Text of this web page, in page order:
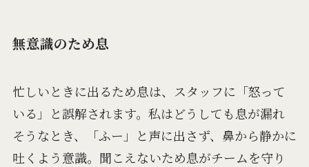
無意識のため息
忙しいときに出るため息は、スタッフに「怒って
いる」と誤解されます。私はどうしても息が漏れ
そうなとき、「ふー」と声に出さず、鼻から静かに
吐くよう意識。聞こえないため息がチームを守り